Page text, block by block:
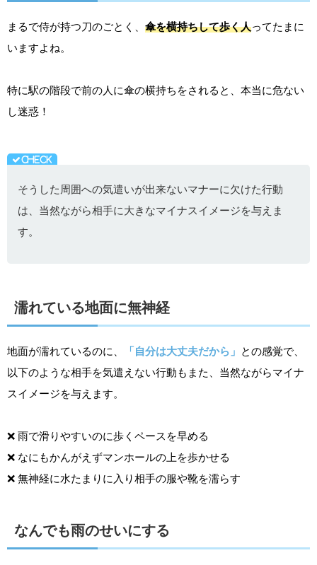
まるで侍が持つ刀のごとく、 傘を横持ちして歩く人ってたまに
いますよね。
特に駅の階段で前の人に傘の横持ちをされると、本当に危ない
し迷惑！
そうした周囲への気遣いが出来ないマナーに欠けた行動
は、当然ながら相手に大きなマイナスイメージを与えま
す。
濡れている地面に無神経
地面が濡れているのに、 「自分は大丈夫だから」 との感覚で、
以下のような相手を気遣えない行動もまた、当然ながらマイナ
スイメージを与えます。
❌ 雨で滑りやすいのに歩くペースを早める
❌ なにもかんがえずマンホールの上を歩かせる
❌ 無神経に水たまりに入り相手の服や靴を濡らす
なんでも雨のせいにする